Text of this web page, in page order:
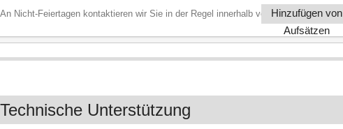
An Nicht-Feiertagen kontaktieren wir Sie in der Regel innerhalb von 12 Stunden
Hinzufügen von
Aufsätzen
Technische Unterstützung